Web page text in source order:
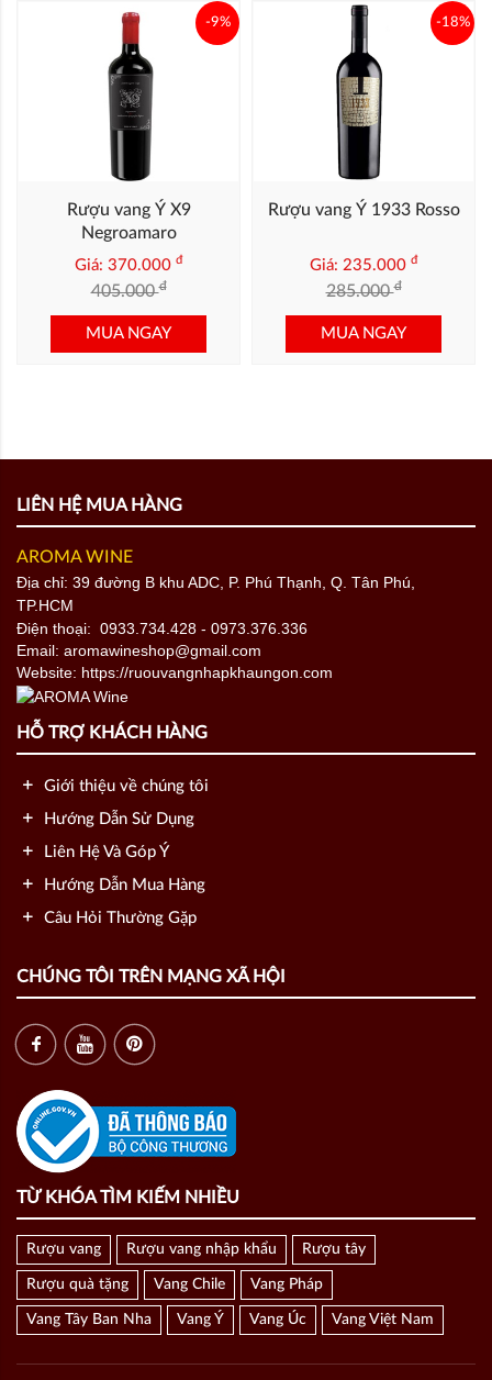
Rượu vang Ý X9
Negroamaro
Giá: 370.000 đ
405.000đ
-9%
MUA NGAY
Rượu vang Ý 1933 Rosso
Giá: 235.000 đ
285.000đ
-18%
MUA NGAY
LIÊN HỆ MUA HÀNG
AROMA WINE
Địa chỉ: 39 đường B khu ADC, P. Phú Thạnh, Q. Tân Phú,
TP.HCM
Điện thoại: 0933.734.428 - 0973.376.336
Email: aromawineshop@gmail.com
Website: https://ruouvangnhapkhaungon.com
HỖ TRỢ KHÁCH HÀNG
Giới thiệu về chúng tôi
Hướng Dẫn Sử Dụng
Liên Hệ Và Góp Ý
Hướng Dẫn Mua Hàng
Câu Hỏi Thường Gặp
CHÚNG TÔI TRÊN MẠNG XÃ HỘI
TỪ KHÓA TÌM KIẾM NHIỀU
Rượu vang Rượu vang nhập khẩu Rượu tây
Rượu quà tặng Vang Chile Vang Pháp
Vang Tây Ban Nha Vang Ý Vang Úc Vang Việt Nam